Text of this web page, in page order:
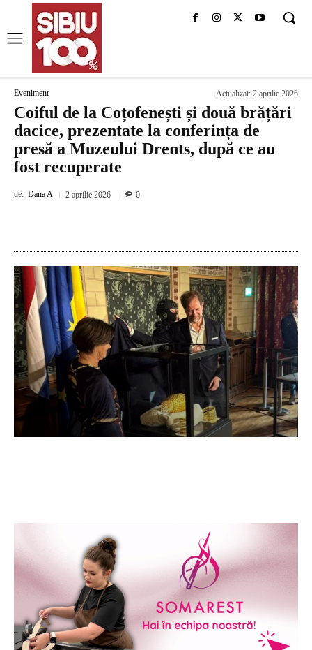
Eveniment Actualizat: 2 aprilie 2026
Coiful de la Coțofenești și două brățări
dacice, prezentate la conferința de
presă a Muzeului Drents, după ce au
fost recuperate
de: Dana A 2 aprilie 2026 0